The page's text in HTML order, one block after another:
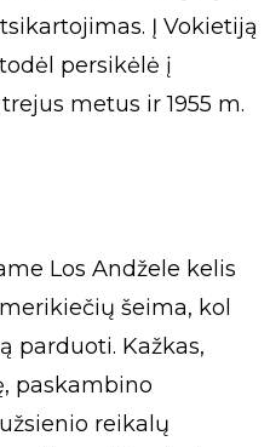
Į Vokietiją
persikėlė į
metus ir 1955 m.
Los Andžele kelis
šeima, kol
parduoti. Kažkas,
paskambino
reikalų